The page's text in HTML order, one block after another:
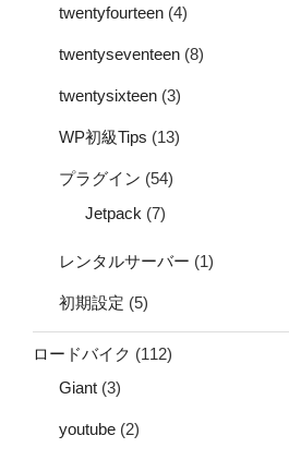
twentyfourteen (4)
twentyseventeen (8)
twentysixteen (3)
WP初級Tips (13)
プラグイン (54)
Jetpack (7)
レンタルサーバー (1)
初期設定 (5)
ロードバイク (112)
Giant (3)
youtube (2)